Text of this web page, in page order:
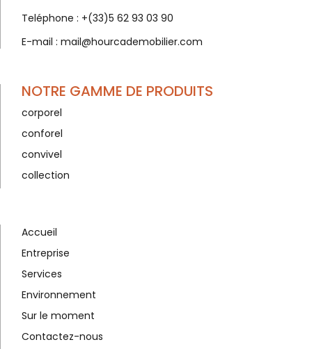
Teléphone : +(33)5 62 93 03 90
E-mail : mail@hourcademobilier.com
NOTRE GAMME DE PRODUITS
corporel
conforel
convivel
collection
Accueil
Entreprise
Services
Environnement
Sur le moment
Contactez-nous